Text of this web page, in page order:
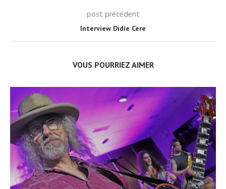
post précédent
Interview Didie Cere
VOUS POURRIEZ AIMER